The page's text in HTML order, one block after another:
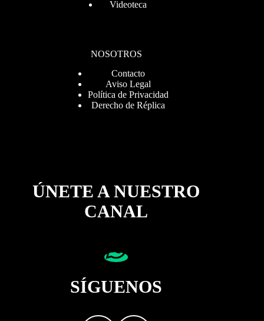
Videoteca
NOSOTROS
Contacto
Aviso Legal
Política de Privacidad
Derecho de Réplica
ÚNETE A NUESTRO
CANAL
SÍGUENOS